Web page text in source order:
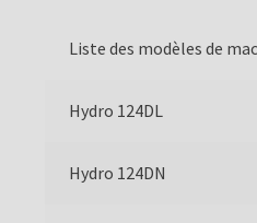
Liste des modèles de
Hydro 124DL
Hydro 124DN